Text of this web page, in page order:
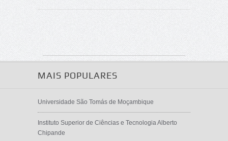
MAIS POPULARES
Universidade São Tomás de Moçambique
Instituto Superior de Ciências e Tecnologia Alberto
Chipande